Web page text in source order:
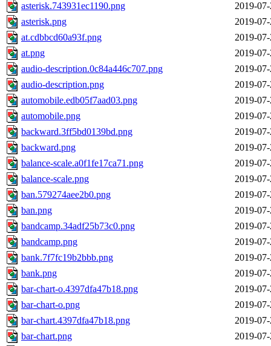
asterisk.743931ec1190.png
2019-
asterisk.png
2019-
at.cdbbcd60a93f.png
2019-
at.png
2019-
audio-description.0c84a446c707.png
2019-
audio-description.png
2019-
automobile.edb05f7aad03.png
2019-
automobile.png
2019-
backward.3ff5bd0139bd.png
2019-
backward.png
2019-
balance-scale.a0f1fe17ca71.png
2019-
balance-scale.png
2019-
ban.579274aee2b0.png
2019-
ban.png
2019-
bandcamp.34adf25b73c0.png
2019-
bandcamp.png
2019-
bank.7f7fc19b2bbb.png
2019-
bank.png
2019-
bar-chart-o.4397dfa47b18.png
2019-
bar-chart-o.png
2019-
bar-chart.4397dfa47b18.png
2019-
bar-chart.png
2019-